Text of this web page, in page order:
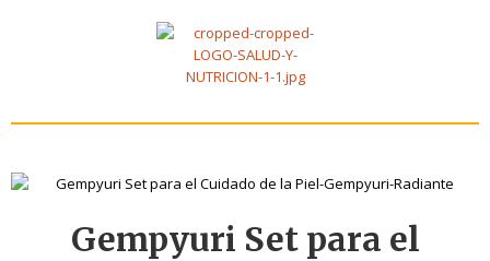
Gempyuri Set para el